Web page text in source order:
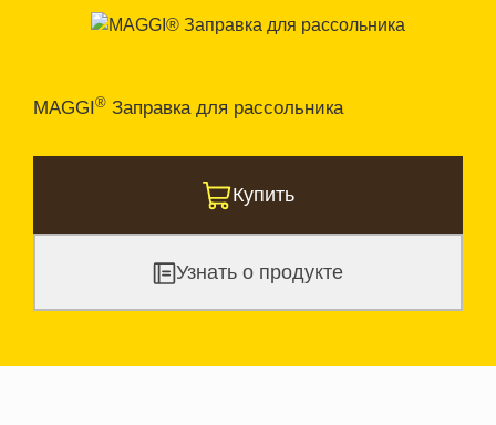
MAGGI® Заправка для рассольника
Купить
Узнать о продукте